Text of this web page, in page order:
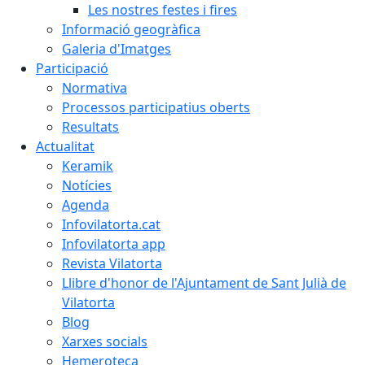
Les nostres festes i fires
Informació geogràfica
Galeria d'Imatges
Participació
Normativa
Processos participatius oberts
Resultats
Actualitat
Keramik
Notícies
Agenda
Infovilatorta.cat
Infovilatorta app
Revista Vilatorta
Llibre d'honor de l'Ajuntament de Sant Julià de
Vilatorta
Blog
Xarxes socials
Hemeroteca